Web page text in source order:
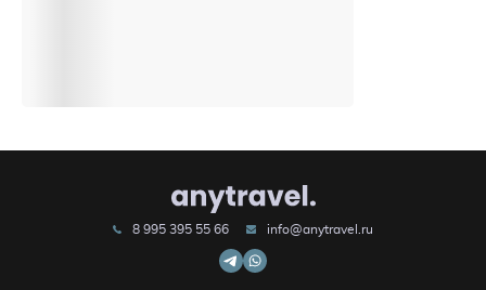
8 995 395 55 66 info@anytravel.ru